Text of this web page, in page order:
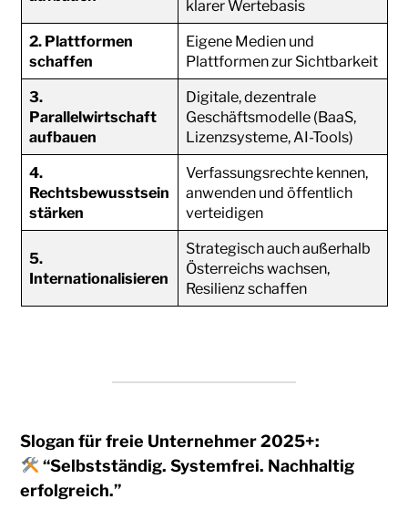
klarer Wertebasis
2. Plattformen
schaffen
Eigene Medien und
Plattformen zur Sichtbarkeit
3.
Parallelwirtschaft
aufbauen
Digitale, dezentrale
Geschäftsmodelle (BaaS,
Lizenzsysteme, AI-Tools)
4.
Rechtsbewusstsein
stärken
Verfassungsrechte kennen,
anwenden und öffentlich
verteidigen
5.
Internationalisieren
Strategisch auch außerhalb
Österreichs wachsen,
Resilienz schaffen
Slogan für freie Unternehmer 2025+:
“Selbstständig. Systemfrei. Nachhaltig
erfolgreich.”